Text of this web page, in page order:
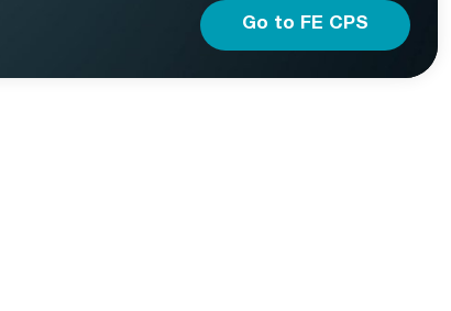
Go to FE CPS